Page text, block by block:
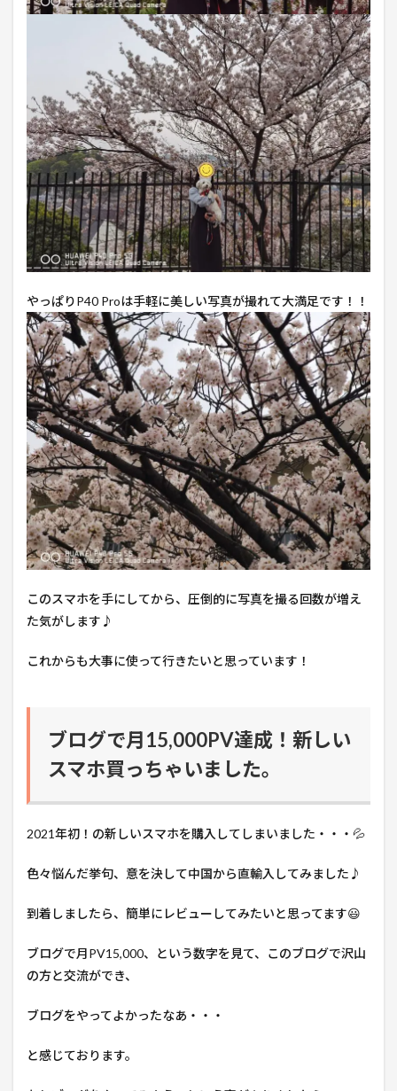
やっぱりP40 Proは手軽に美しい写真が撮れて大満足です！！
このスマホを手にしてから、圧倒的に写真を撮る回数が増え
た気がします♪
これからも大事に使って行きたいと思っています！
ブログで月15,000PV達成！新しい
スマホ買っちゃいました。
2021年初！の新しいスマホを購入してしまいました・・・💦
色々悩んだ挙句、意を決して中国から直輸入してみました♪
到着しましたら、簡単にレビューしてみたいと思ってます😃
ブログで月PV15,000、という数字を見て、このブログで沢山
の方と交流ができ、
ブログをやってよかったなあ・・・
と感じております。